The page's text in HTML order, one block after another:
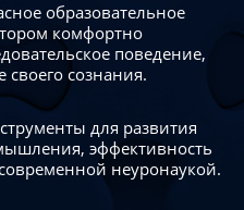
образовательное
комфортно
поведение,
своего сознания.
для развития
эффективность
неуронаукой.